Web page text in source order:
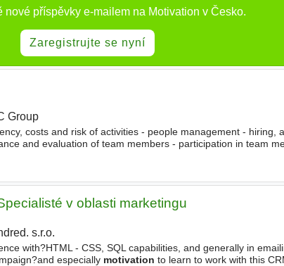
nové příspěvky e-mailem na Motivation v Česko.
Zaregistrujte se nyní
Group|
costs and risk of activities - people management - hiring,
and evaluation of team members - participation in team
v oblasti marketingu
s.r.o.
with?HTML - CSS, SQL capabilities, and generally in
especially motivation to learn to work with this